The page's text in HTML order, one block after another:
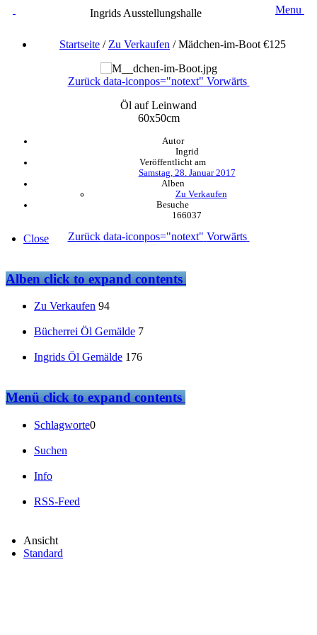
Ingrids Ausstellungshalle Menu
Startseite / Zu Verkaufen /Mädchen-im-Boot €125
Zurück data-iconpos="notext" Vorwärts
Öl auf Leinwand
60x50cm
Autor
Ingrid
Veröffentlicht am
Samstag, 28. Januar 2017
Alben
Zu Verkaufen
Besuche
166037
Zurück data-iconpos="notext" Vorwärts
Close
Albenclick to expand contents
Zu Verkaufen 94
Bücherrei Öl Gemälde 7
Ingrids Öl Gemälde 176
Menüclick to expand contents
Schlagworte0
Suchen
Info
RSS-Feed
Ansicht
Standard